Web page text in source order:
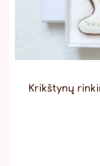
Krikštynų